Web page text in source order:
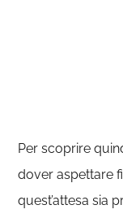
Per scoprire
dover aspettare
quest’attesa sia